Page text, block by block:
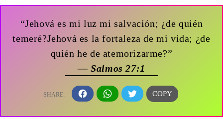
“Jehová es mi luz mi salvación; ¿de quién
temeré?Jehová es la fortaleza de mi vida; ¿de
quién he de atemorizarme?”
— Salmos 27:1